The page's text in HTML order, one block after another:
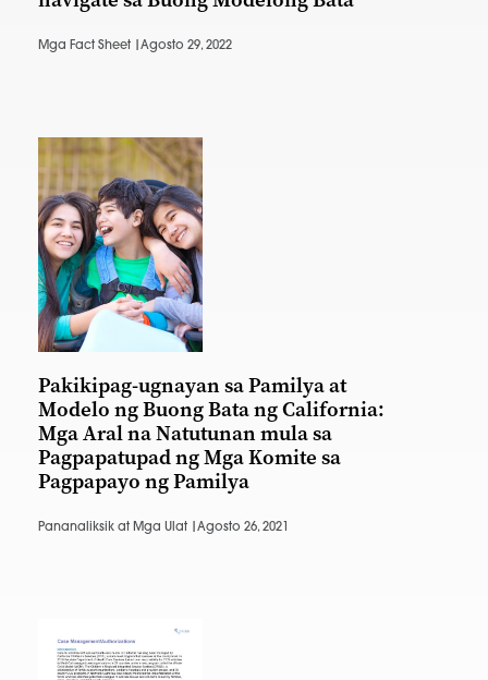
Mga Fact Sheet | Agosto 29, 2022
Pakikipag-ugnayan sa Pamilya at
Modelo ng Buong Bata ng California:
Mga Aral na Natutunan mula sa
Pagpapatupad ng Mga Komite sa
Pagpapayo ng Pamilya
Pananaliksik at Mga Ulat | Agosto 26, 2021